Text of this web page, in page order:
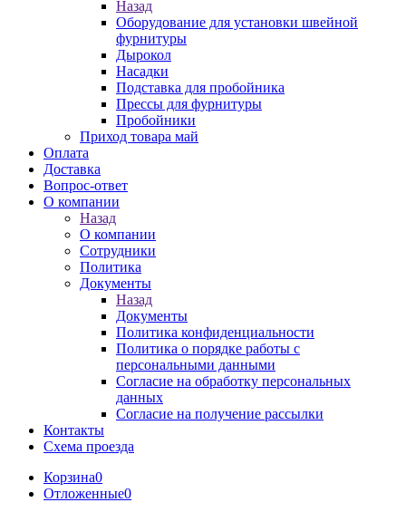
Назад
Оборудование для установки швейной
фурнитуры
Дырокол
Насадки
Подставка для пробойника
Прессы для фурнитуры
Пробойники
Приход товара май
Оплата
Доставка
Вопрос-ответ
О компании
Назад
О компании
Сотрудники
Политика
Документы
Назад
Документы
Политика конфиденциальности
Политика о порядке работы с
персональными данными
Согласие на обработку персональных
данных
Согласие на получение рассылки
Контакты
Схема проезда
Корзина0
Отложенные0